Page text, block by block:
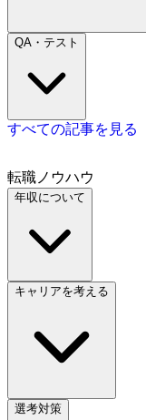
QA・テスト
すべての記事を見る
転職ノウハウ
年収について
キャリアを考える
選考対策